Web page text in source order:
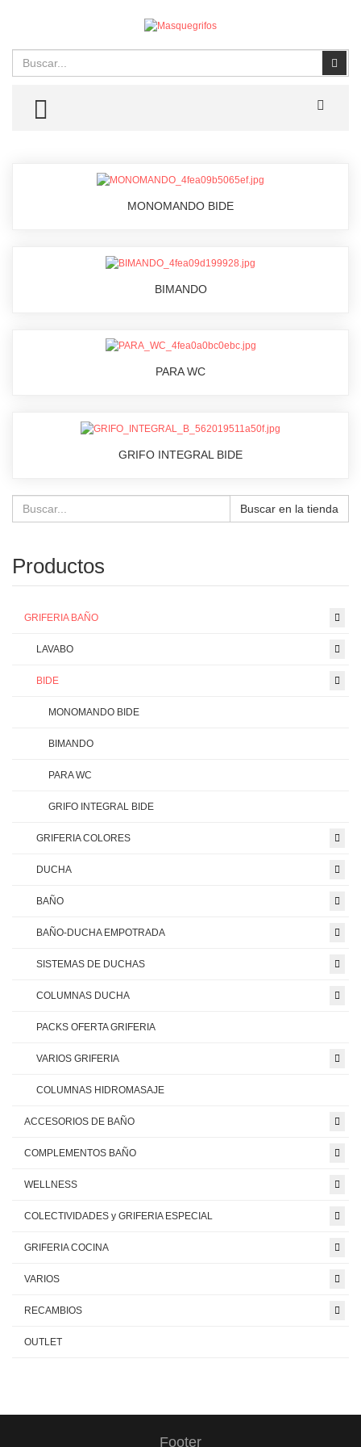
TOGGLE MENU
MONOMANDO BIDE
BIMANDO
PARA WC
GRIFO INTEGRAL BIDE
Buscar en la tienda
Productos
GRIFERIA BAÑO
LAVABO
BIDE
MONOMANDO BIDE
BIMANDO
PARA WC
GRIFO INTEGRAL BIDE
GRIFERIA COLORES
DUCHA
BAÑO
BAÑO-DUCHA EMPOTRADA
SISTEMAS DE DUCHAS
COLUMNAS DUCHA
PACKS OFERTA GRIFERIA
VARIOS GRIFERIA
COLUMNAS HIDROMASAJE
ACCESORIOS DE BAÑO
COMPLEMENTOS BAÑO
WELLNESS
COLECTIVIDADES y GRIFERIA ESPECIAL
GRIFERIA COCINA
VARIOS
RECAMBIOS
OUTLET
Footer